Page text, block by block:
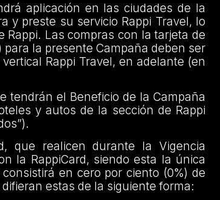
aplicación en las ciudades de la
y preste su servicio Rappi Travel, lo
Las compras con la tarjeta de
para la presente Campaña deben ser
Rappi Travel, en adelante (en
tendrán el Beneficio de la Campaña
y autos de la sección de Rappi
que realicen durante la Vigencia
la RappiCard, siendo esta la única
en cero por ciento (0%) de
estas de la siguiente forma: